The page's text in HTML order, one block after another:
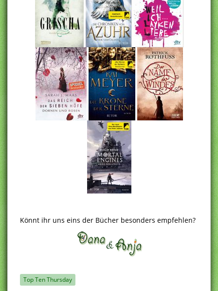
Könnt ihr uns eins der Bücher besonders empfehlen?
Top Ten Thursday